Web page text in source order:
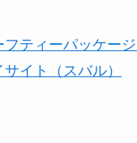
フティーパッケー
サイト（スバル）